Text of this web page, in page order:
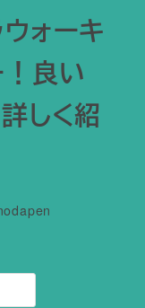
ォーキ
良い
しく紹